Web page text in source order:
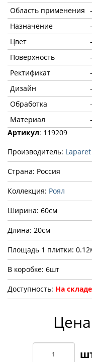
Область применения
Назначение
Цвет
Поверхность
Ректификат
Дизайн
Обработка
Материал
Артикул: 119209
Производитель: Laparet
Страна: Россия
Коллекция: Роял
Ширина: 60см
Длина: 20см
Площадь 1 плитки:
В коробке: 6шт
Доступность: На складе